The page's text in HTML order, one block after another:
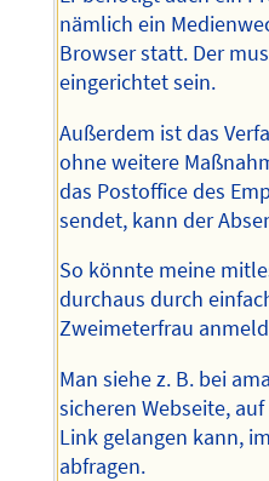
nämlich ein
Browser statt. Der
eingerichtet sein.
Außerdem ist das
ohne weitere
das Postoffice des
sendet, kann der
So könnte meine
durchaus durch
Zweimeterfrau
Man siehe z. B. bei
sicheren Webseite,
Link gelangen kann,
abfragen.